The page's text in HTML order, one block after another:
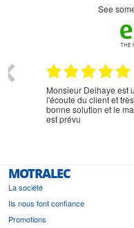
see
Monsieur Delhaye est
l'écoute du client et
bonne solution et le
est prévu
MOTRALEC
La société
Ils nous font confiance
Promotions